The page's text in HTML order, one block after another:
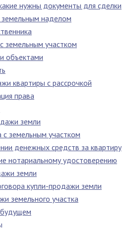
нужны документы для сделки
наделом
земельным участком
объектами
квартиры с рассрочкой
права
земли
земельным участком
денежных средств за квартиру
нотариальному удостоверению
земли
купли-продажи земли
земельного участка